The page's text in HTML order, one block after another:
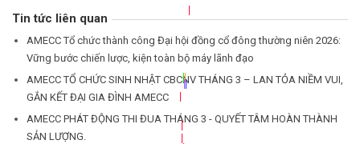
Tin tức liên quan
AMECC Tổ chức thành công Đại hội đồng cổ đông thường niên 2026:
Vững bước chiến lược, kiện toàn bộ máy lãnh đạo
AMECC TỔ CHỨC SINH NHẬT CBCNV THÁNG 3 – LAN TỎA NIỀM VUI,
GẮN KẾT ĐẠI GIA ĐÌNH AMECC
AMECC PHÁT ĐỘNG THI ĐUA THÁNG 3 - QUYẾT TÂM HOÀN THÀNH
SẢN LƯỢNG.
|
|
|
|
|